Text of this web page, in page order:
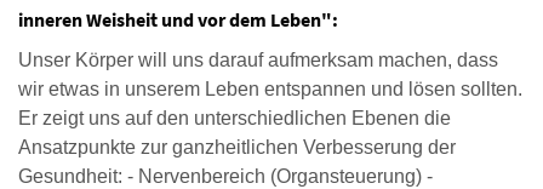
inneren Weisheit und vor dem Leben":
Unser Körper will uns darauf aufmerksam machen, dass
wir etwas in unserem Leben entspannen und lösen sollten.
Er zeigt uns auf den unterschiedlichen Ebenen die
Ansatzpunkte zur ganzheitlichen Verbesserung der
Gesundheit: - Nervenbereich (Organsteuerung) -